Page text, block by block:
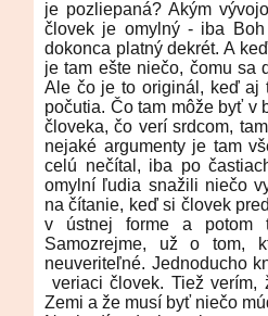
je pozliepaná? Akým
človek je omylný - iba
dokonca platný dekrét. A
je tam ešte niečo, čomu sa
Ale čo je to originál, keď aj
počutia. Čo tam môže byť v
človeka, čo verí srdcom,
nejaké argumenty je tam
celú nečítal, iba po
omylní ľudia snažili niečo
na čítanie, keď si človek
v ústnej forme a potom
Samozrejme, už o tom,
neuveriteľné. Jednoducho
veriaci človek. Tiež
Zemi a že musí byť niečo